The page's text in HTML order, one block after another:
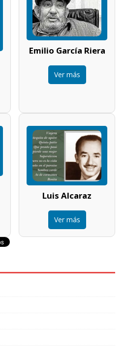
Emilio García Riera
Ver más
Luis Alcaraz
Ver más